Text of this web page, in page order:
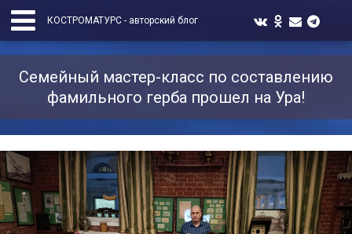
КОСТРОМАТУРС - авторский блог
Семейный мастер-класс по составлению
фамильного герба прошел на Ура!